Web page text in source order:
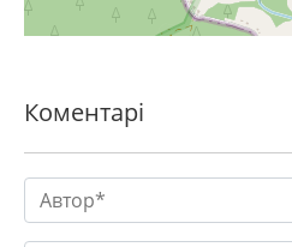
Коментарі